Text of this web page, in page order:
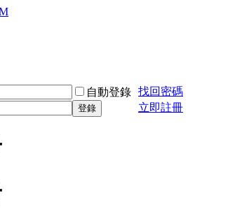
自動登錄 找回密碼
登錄 立即註冊